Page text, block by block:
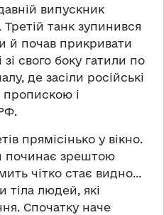
випускник
Третій танк зупинився
й почав прикривати
зі свого боку гатили по
де засіли російські
пропискою і
прямісінько у вікно.
починає зрештою
чітко стає видно…
тіла людей, які
Спочатку наче